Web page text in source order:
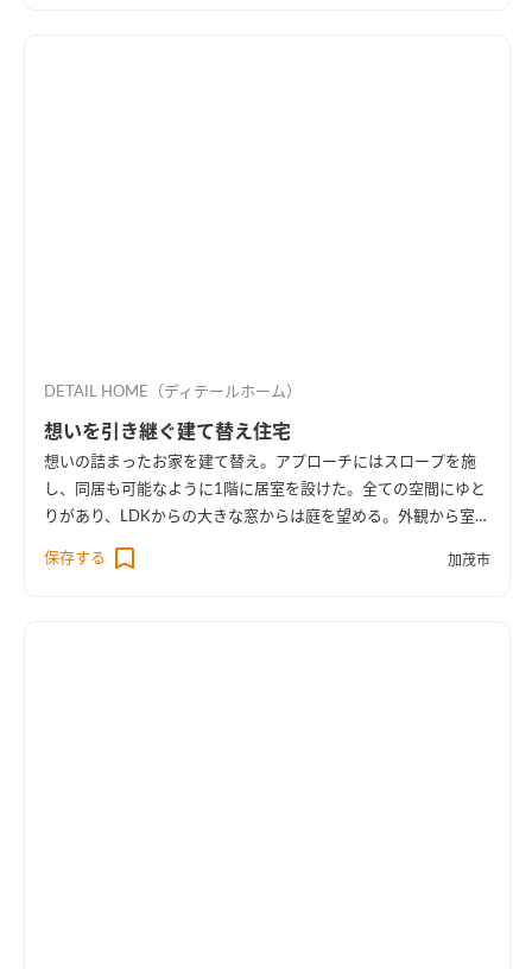
DETAIL HOME（ディテールホーム）
想いを引き継ぐ建て替え住宅
想いの詰まったお家を建て替え。アプローチにはスロープを施
し、同居も可能なように1階に居室を設けた。全ての空間にゆと
りがあり、LDKからの大きな窓からは庭を望める。外観から室内
空間まで広さを感じる事のできるお家となった。
保存する
加茂市